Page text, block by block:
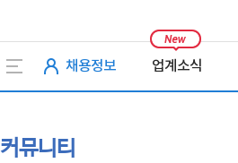
채용정보 업계소식
커뮤니티